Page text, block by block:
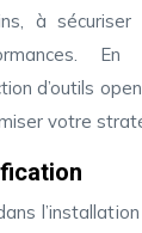
à
d’outils
votre